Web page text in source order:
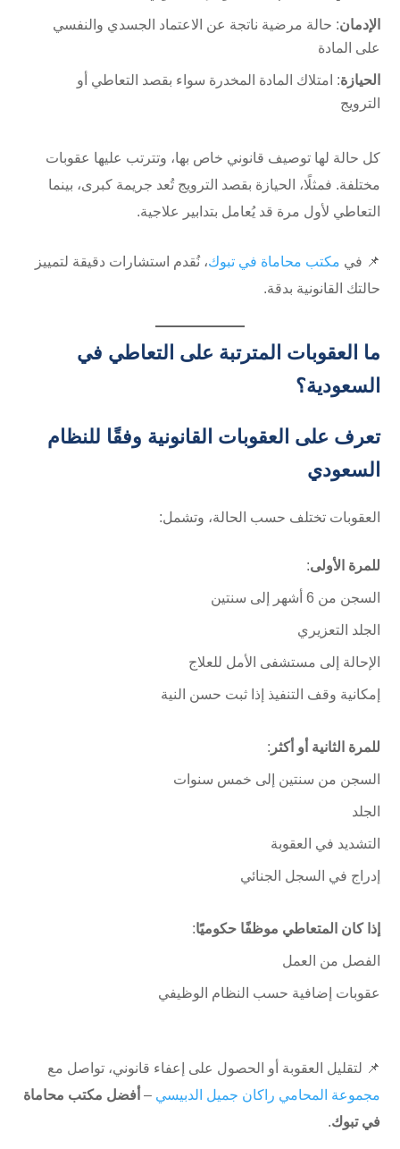
الإدمان: حالة مرضية ناتجة عن الاعتماد الجسدي والنفسي
على المادة
الحيازة: امتلاك المادة المخدرة سواء بقصد التعاطي أو
الترويج
كل حالة لها توصيف قانوني خاص بها، وتترتب عليها عقوبات
مختلفة. فمثلًا، الحيازة بقصد الترويج تُعد جريمة كبرى، بينما
التعاطي لأول مرة قد يُعامل بتدابير علاجية.
📌 في مكتب محاماة في تبوك، نُقدم استشارات دقيقة لتمييز
حالتك القانونية بدقة.
ما العقوبات المترتبة على التعاطي في
السعودية؟
تعرف على العقوبات القانونية وفقًا للنظام
السعودي
العقوبات تختلف حسب الحالة، وتشمل:
للمرة الأولى:
السجن من 6 أشهر إلى سنتين
الجلد التعزيري
الإحالة إلى مستشفى الأمل للعلاج
إمكانية وقف التنفيذ إذا ثبت حسن النية
للمرة الثانية أو أكثر :
السجن من سنتين إلى خمس سنوات
الجلد
التشديد في العقوبة
إدراج في السجل الجنائي
إذا كان المتعاطي موظفًا حكوميًا:
الفصل من العمل
عقوبات إضافية حسب النظام الوظيفي
📌 لتقليل العقوبة أو الحصول على إعفاء قانوني، تواصل مع
مجموعة المحامي راكان جميل الدبيسي – أفضل مكتب محاماة
في تبوك.